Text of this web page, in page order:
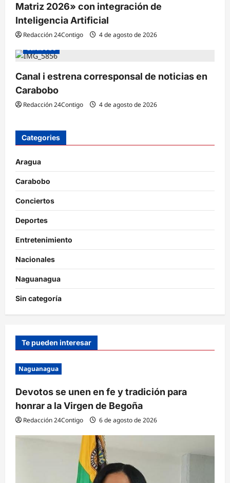
Matriz 2026» con integración de
Inteligencia Artificial
Redacción 24Contigo
4 de agosto de 2026
Carabobo
Canal i estrena corresponsal de noticias en
Carabobo
Redacción 24Contigo 4 de agosto de 2026
Categories
Aragua
Carabobo
Conciertos
Deportes
Entretenimiento
Nacionales
Naguanagua
Sin categoría
Te pueden interesar
Naguanagua
Devotos se unen en fe y tradición para
honrar a la Virgen de Begoña
Redacción 24Contigo 6 de agosto de 2026